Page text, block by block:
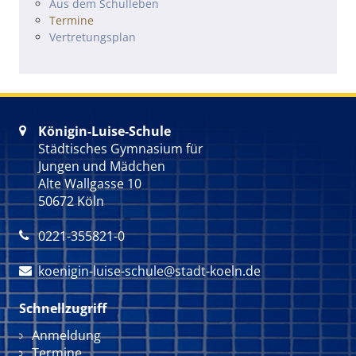
Navigation überspringen
Aus dem Schulleben
Termine
Vertretungsplan

Königin-Luise-Schule
Städtisches Gymnasium für
Jungen und Mädchen
Alte Wallgasse 10
50672 Köln
 0221-355821-0
 koenigin-luise-schule@stadt-koeln.de
Schnellzugriff
Navigation überspringen
Anmeldung